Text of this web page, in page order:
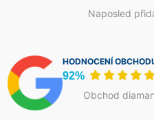
Naposled
HODNOCENÍ
92%
Obchod